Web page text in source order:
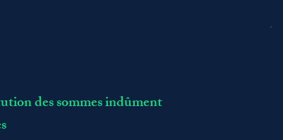
des sommes indûment